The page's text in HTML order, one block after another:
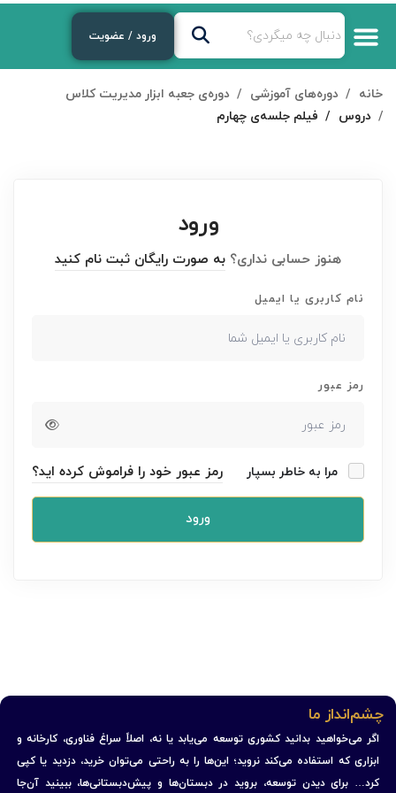
ورود / عضویت
خانه دوره‌های آموزشی
دوره‌ی جعبه ابزار مدیریت کلاس
دروس
فیلم جلسه‌ی چهارم
ورود
هنوز حسابی نداری؟ به صورت رایگان ثبت نام کنید
نام کاربری یا ایمیل
رمز عبور
مرا به خاطر بسپار رمز عبور خود را فراموش کرده اید؟
ورود
چشم‌انداز ما
اگر می‌خواهید بدانید کشوری توسعه می‌یابد یا نه، اصلاً سراغ فناوری، کارخانه و
ابزاری که استفاده می‌کند نروید؛ این‌ها را به راحتی می‌توان خرید، دزدید یا کپی
کرد… برای دیدن توسعه، بروید در دبستان‌ها و پیش‌دبستانی‌ها، ببینید آن‌جا